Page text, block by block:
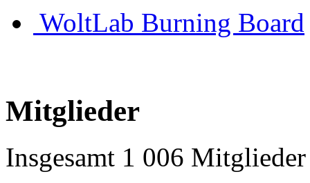
WoltLab Burning Board
Mitglieder
Insgesamt 1 006 Mitglieder